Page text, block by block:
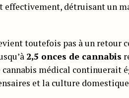
détruisant un
toutefois pas à un retour
2,5 onces de cannabis
cannabis médical continuerait
et la culture